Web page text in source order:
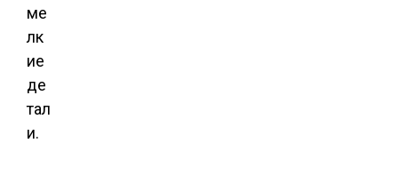
ме
лк
ие
де
тал
и.